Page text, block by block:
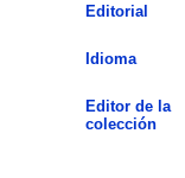
Editorial
Idioma
Editor de la
colección